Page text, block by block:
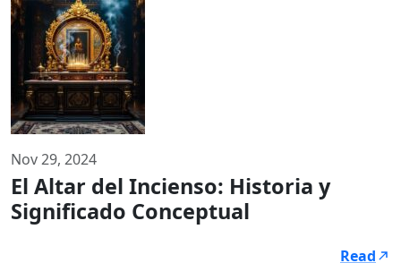
Nov 29, 2024
El Altar del Incienso: Historia y
Significado Conceptual
Read